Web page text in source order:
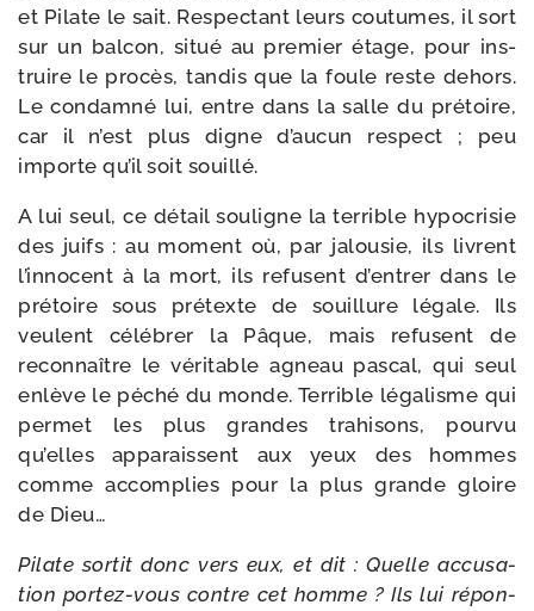
et Pilate le sait. Respectant leurs cou­tumes, il sort
sur un bal­con, situé au pre­mier étage, pour ins­
truire le pro­cès, tan­dis que la foule reste dehors.
Le condam­né lui, entre dans la salle du pré­toire,
car il n’est plus digne d’aucun res­pect ; peu
importe qu’il soit souillé.
A lui seul, ce détail sou­ligne la ter­rible hypo­cri­sie
des juifs : au moment où, par jalou­sie, ils livrent
l’innocent à la mort, ils refusent d’entrer dans le
pré­toire sous pré­texte de souillure légale. Ils
veulent célé­brer la Pâque, mais refusent de
recon­naître le véri­table agneau pas­cal, qui seul
enlève le péché du monde. Terrible léga­lisme qui
per­met les plus grandes tra­hi­sons, pour­vu
qu’elles appa­raissent aux yeux des hommes
comme accom­plies pour la plus grande gloire
de Dieu…
Pilate sor­tit donc vers eux, et dit : Quelle accu­sa­
tion portez-​vous contre cet homme ? Ils lui répon­